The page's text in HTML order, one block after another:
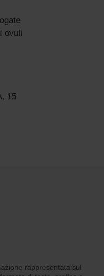
ovuli
15
rappresentata sul